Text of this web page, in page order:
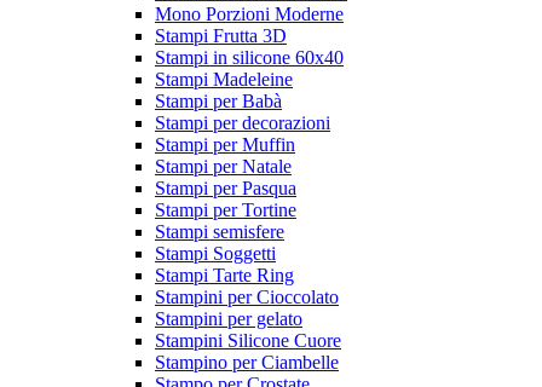
Mono Porzioni Moderne
Stampi Frutta 3D
Stampi in silicone 60x40
Stampi Madeleine
Stampi per Babà
Stampi per decorazioni
Stampi per Muffin
Stampi per Natale
Stampi per Pasqua
Stampi per Tortine
Stampi semisfere
Stampi Soggetti
Stampi Tarte Ring
Stampini per Cioccolato
Stampini per gelato
Stampini Silicone Cuore
Stampino per Ciambelle